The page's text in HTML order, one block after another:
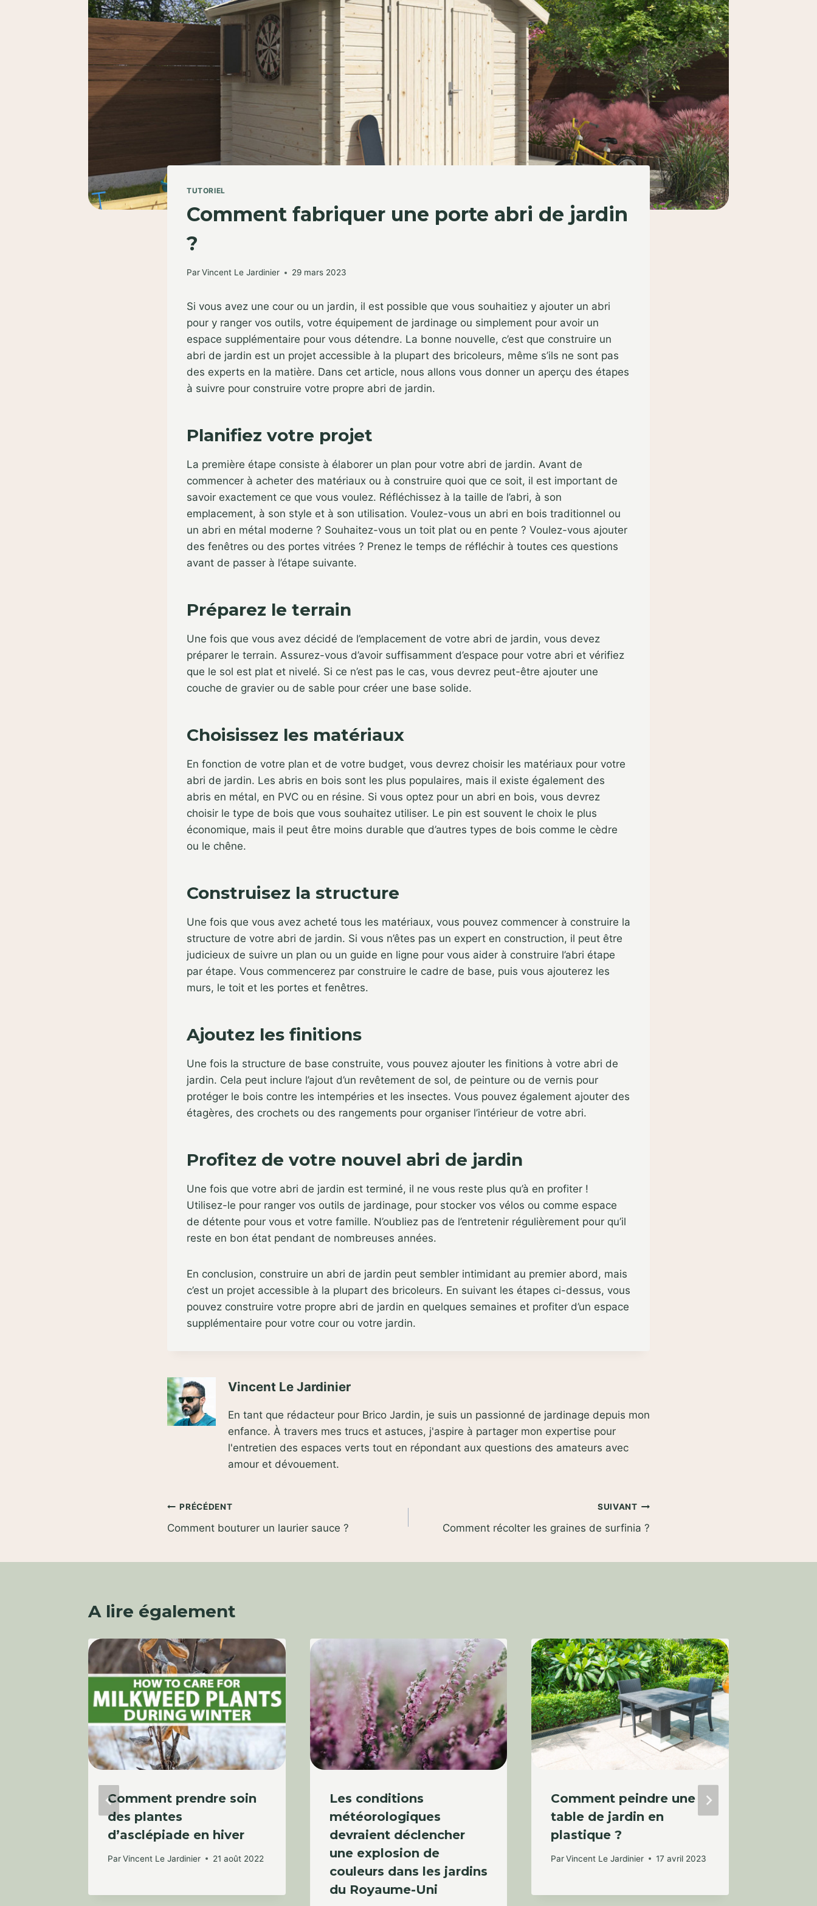
TUTORIEL
Comment fabriquer une porte abri de jardin
?
ParVincent Le Jardinier 29 mars 2023
Si vous avez une cour ou un jardin, il est possible que vous souhaitiez y ajouter un abri
pour y ranger vos outils, votre équipement de jardinage ou simplement pour avoir un
espace supplémentaire pour vous détendre. La bonne nouvelle, c’est que construire un
abri de jardin est un projet accessible à la plupart des bricoleurs, même s’ils ne sont pas
des experts en la matière. Dans cet article, nous allons vous donner un aperçu des étapes
à suivre pour construire votre propre abri de jardin.
Planifiez votre projet
La première étape consiste à élaborer un plan pour votre abri de jardin. Avant de
commencer à acheter des matériaux ou à construire quoi que ce soit, il est important de
savoir exactement ce que vous voulez. Réfléchissez à la taille de l’abri, à son
emplacement, à son style et à son utilisation. Voulez-vous un abri en bois traditionnel ou
un abri en métal moderne ? Souhaitez-vous un toit plat ou en pente ? Voulez-vous ajouter
des fenêtres ou des portes vitrées ? Prenez le temps de réfléchir à toutes ces questions
avant de passer à l’étape suivante.
Préparez le terrain
Une fois que vous avez décidé de l’emplacement de votre abri de jardin, vous devez
préparer le terrain. Assurez-vous d’avoir suffisamment d’espace pour votre abri et vérifiez
que le sol est plat et nivelé. Si ce n’est pas le cas, vous devrez peut-être ajouter une
couche de gravier ou de sable pour créer une base solide.
Choisissez les matériaux
En fonction de votre plan et de votre budget, vous devrez choisir les matériaux pour votre
abri de jardin. Les abris en bois sont les plus populaires, mais il existe également des
abris en métal, en PVC ou en résine. Si vous optez pour un abri en bois, vous devrez
choisir le type de bois que vous souhaitez utiliser. Le pin est souvent le choix le plus
économique, mais il peut être moins durable que d’autres types de bois comme le cèdre
ou le chêne.
Construisez la structure
Une fois que vous avez acheté tous les matériaux, vous pouvez commencer à construire la
structure de votre abri de jardin. Si vous n’êtes pas un expert en construction, il peut être
judicieux de suivre un plan ou un guide en ligne pour vous aider à construire l’abri étape
par étape. Vous commencerez par construire le cadre de base, puis vous ajouterez les
murs, le toit et les portes et fenêtres.
Ajoutez les finitions
Une fois la structure de base construite, vous pouvez ajouter les finitions à votre abri de
jardin. Cela peut inclure l’ajout d’un revêtement de sol, de peinture ou de vernis pour
protéger le bois contre les intempéries et les insectes. Vous pouvez également ajouter des
étagères, des crochets ou des rangements pour organiser l’intérieur de votre abri.
Profitez de votre nouvel abri de jardin
Une fois que votre abri de jardin est terminé, il ne vous reste plus qu’à en profiter !
Utilisez-le pour ranger vos outils de jardinage, pour stocker vos vélos ou comme espace
de détente pour vous et votre famille. N’oubliez pas de l’entretenir régulièrement pour qu’il
reste en bon état pendant de nombreuses années.
En conclusion, construire un abri de jardin peut sembler intimidant au premier abord, mais
c’est un projet accessible à la plupart des bricoleurs. En suivant les étapes ci-dessus, vous
pouvez construire votre propre abri de jardin en quelques semaines et profiter d’un espace
supplémentaire pour votre cour ou votre jardin.
Vincent Le Jardinier
En tant que rédacteur pour Brico Jardin, je suis un passionné de jardinage depuis mon
enfance. À travers mes trucs et astuces, j'aspire à partager mon expertise pour
l'entretien des espaces verts tout en répondant aux questions des amateurs avec
amour et dévouement.
Navigation
de
l’article
PRÉCÉDENT
Comment bouturer un laurier sauce ?
SUIVANT
Comment récolter les graines de surfinia ?
A lire également
Comment prendre soin
des plantes
d’asclépiade en hiver
ParVincent Le Jardinier 21 août 2022
Les conditions
météorologiques
devraient déclencher
une explosion de
couleurs dans les jardins
du Royaume-Uni
Comment peindre une
table de jardin en
plastique ?
Par Vincent Le Jardinier 17 avril 2023